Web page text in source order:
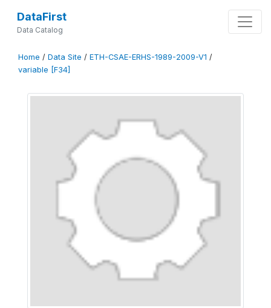
DataFirst
Data Catalog
Home / Data Site / ETH-CSAE-ERHS-1989-2009-V1 /
variable [F34]